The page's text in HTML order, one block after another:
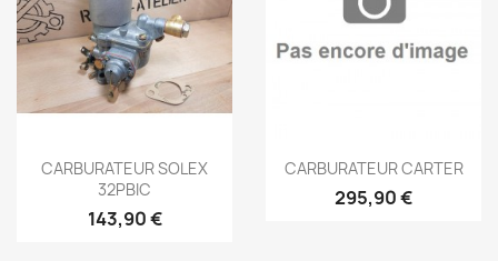
Aperçu rapide
CARBURATEUR SOLEX
32PBIC
143,90 €
Aperçu rapide
CARBURATEUR CARTER
295,90 €